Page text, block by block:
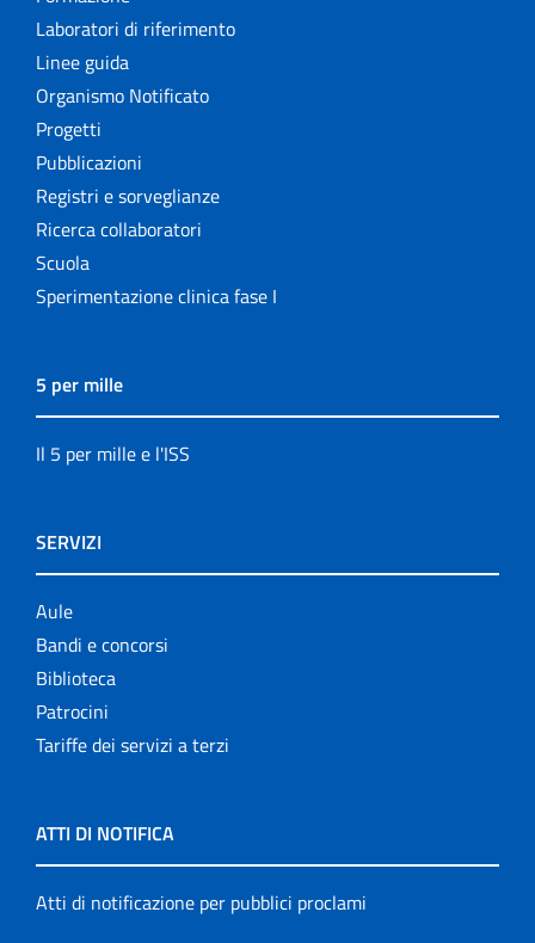
Laboratori di riferimento
Linee guida
Organismo Notificato
Progetti
Pubblicazioni
Registri e sorveglianze
Ricerca collaboratori
Scuola
Sperimentazione clinica fase I
5 per mille
Il 5 per mille e l'ISS
SERVIZI
Aule
Bandi e concorsi
Biblioteca
Patrocini
Tariffe dei servizi a terzi
ATTI DI NOTIFICA
Atti di notificazione per pubblici proclami